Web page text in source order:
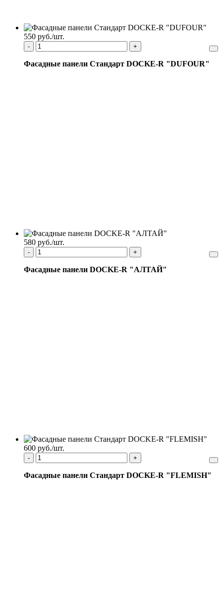
550 руб./шт.
- +
Фасадные панели Стандарт DOCKE-R "DUFOUR"
580 руб./шт.
- +
Фасадные панели DOCKE-R "АЛТАЙ"
600 руб./шт.
- +
Фасадные панели Стандарт DOCKE-R "FLEMISH"